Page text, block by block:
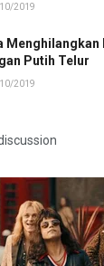
2019
Menghilangkan
Putih Telur
2019